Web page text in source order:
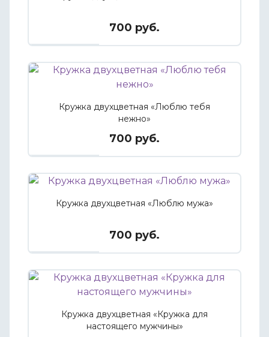
700 руб.
Кружка двухцветная «Люблю тебя
нежно»
700 руб.
Кружка двухцветная «Люблю мужа»
700 руб.
Кружка двухцветная «Кружка для
настоящего мужчины»